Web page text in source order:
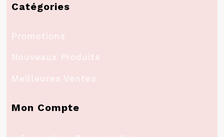
Catégories
Promotions
Nouveaux Produits
Meilleures Ventes
Mon Compte